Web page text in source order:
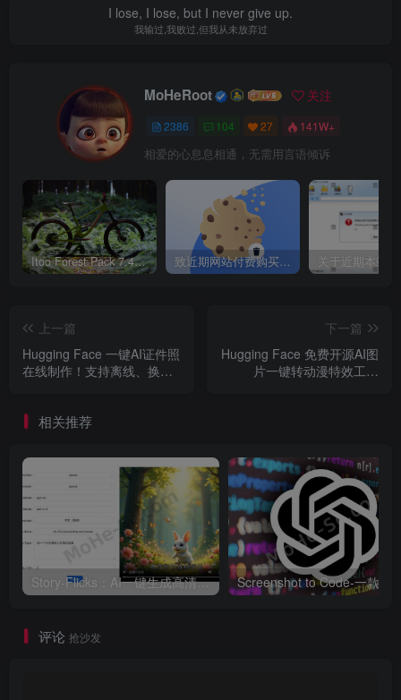
I lose, I lose, but I never give up.
我输过,我败过,但我从未放弃过
MoHeRoot 关注
2386 104 27 141W+
相爱的心息息相通，无需用言语倾诉
Itoo Forest Pack 7.4.20 森林插件 For 3DSMAX 2014 ~ 2023 汉化永久版 致近期网站付费购买资源及会员用户后，网页显示依然没有购买解决方法！
上一篇
Hugging Face 一键AI证件照
在线制作！支持离线、换
下一篇
Hugging Face 免费开源AI图
片一键转动漫特效工具
相关推荐
Story-Flicks：AI一键生成高清故事短视频 大语言模型打造高清故事短视频制作神器 + 搭建教程
评论 抢沙发